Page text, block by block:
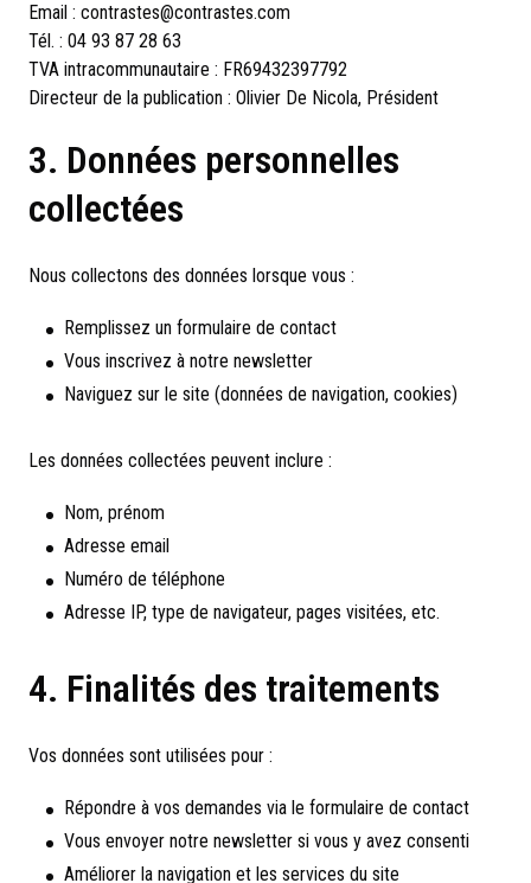
Email : contrastes@contrastes.com
Tél. : 04 93 87 28 63
TVA intracommunautaire : FR69432397792
Directeur de la publication : Olivier De Nicola, Président
3. Données personnelles
collectées
Nous collectons des données lorsque vous :
Remplissez un formulaire de contact
Vous inscrivez à notre newsletter
Naviguez sur le site (données de navigation, cookies)
Les données collectées peuvent inclure :
Nom, prénom
Adresse email
Numéro de téléphone
Adresse IP, type de navigateur, pages visitées, etc.
4. Finalités des traitements
Vos données sont utilisées pour :
Répondre à vos demandes via le formulaire de contact
Vous envoyer notre newsletter si vous y avez consenti
Améliorer la navigation et les services du site